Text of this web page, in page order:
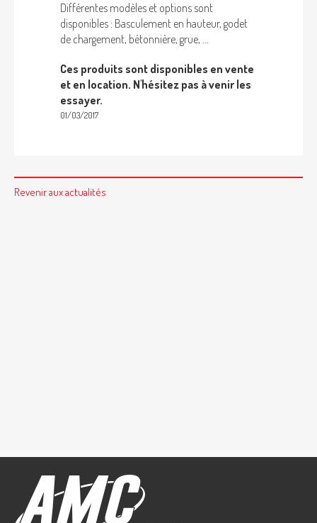
Différentes modèles et options sont
disponibles : Basculement en hauteur, godet
de chargement, bétonnière, grue, …
Ces produits sont disponibles en vente
et en location. N'hésitez pas à venir les
essayer.
01/03/2017
Revenir aux actualités